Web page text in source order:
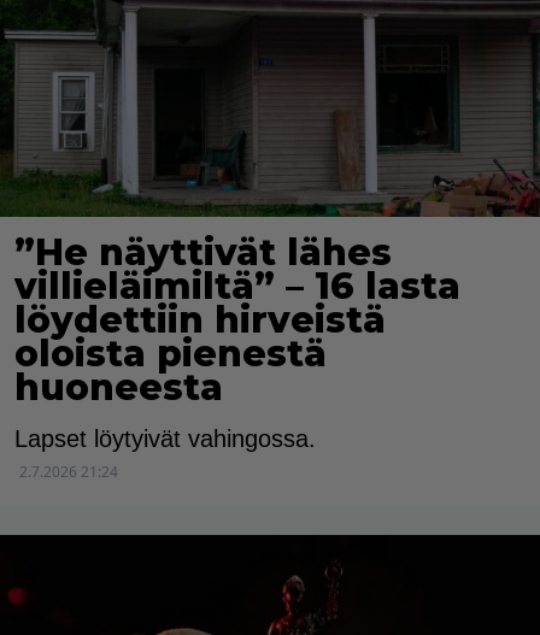
”He näyttivät lähes
villieläimiltä” – 16 lasta
löydettiin hirveistä
oloista pienestä
huoneesta
Lapset löytyivät vahingossa.
2.7.2026 21:24